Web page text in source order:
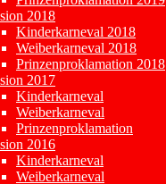
2018
Kinderkarneval 2018
Weiberkarneval 2018
Prinzenproklamation 2018
2017
Kinderkarneval
Weiberkarneval
Prinzenproklamation
2016
Kinderkarneval
Weiberkarneval